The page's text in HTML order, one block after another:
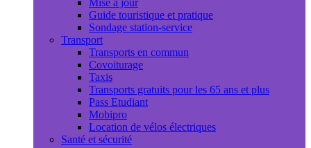
Mise à jour
Guide touristique et pratique
Sondage station-service
Transport
Transports en commun
Covoiturage
Taxis
Transports gratuits pour les 65 ans et plus
Pass Etudiant
Mobipro
Location de vélos électriques
Santé et sécurité